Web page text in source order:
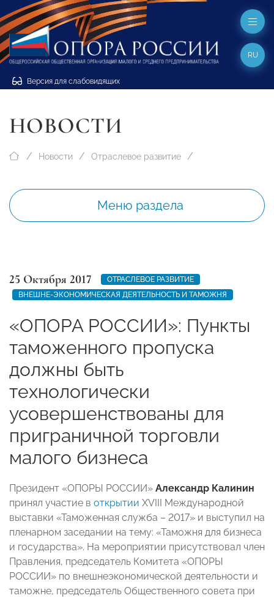
Версия для слабовидящих
RU
НОВОСТИ
Новости Отраслевое развитие
Меню раздела
25 Октября 2017
ОТРАСЛЕВОЕ РАЗВИТИЕ
ВНЕШНЕ-ЭКОНОМИЧЕСКАЯ ДЕЯТЕЛЬНОСТЬ И ТАМОЖНЯ
«ОПОРА РОССИИ»: Пункты
таможенного пропуска
должны быть
технологически
усовершенствованы для
приграничной торговли
малого бизнеса
Президент «ОПОРЫ РОССИИ» Александр Калинин
принял участие в открытии XVIII Международной
выставки «Таможенная служба – 2017» и выступил на
пленарном заседании на тему: «Таможня для бизнеса
и государства». На мероприятии присутствовал член
Правления, председатель Комитета «ОПОРЫ
РОССИИ» по внешнеэкономической деятельности и
таможне, председатель Общественного совета при